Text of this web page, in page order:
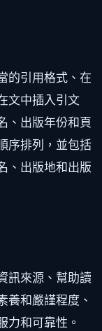
的引用格式、在
文中插入引文
、出版年份和頁
序排列，並包括
、出版地和出版
訊來源、幫助讀
養和嚴謹程度、
力和可靠性。